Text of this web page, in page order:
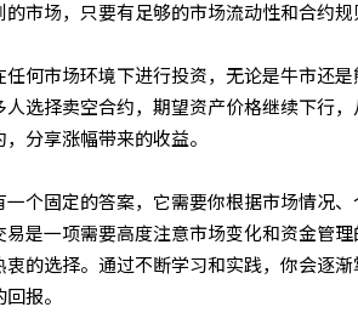
市场，只要有足够的市场流动性和合约规
何市场环境下进行投资，无论是牛市还
选择卖空合约，期望资产价格继续下行
分享涨幅带来的收益。
个固定的答案，它需要你根据市场情况
是一项需要高度注意市场变化和资金管
的选择。通过不断学习和实践，你会逐
报。